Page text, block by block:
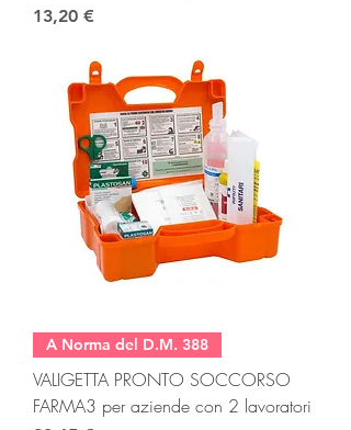
Prezzo
13,20 €
A Norma del D.M. 388
VALIGETTA PRONTO SOCCORSO
FARMA3 per aziende con 2 lavoratori